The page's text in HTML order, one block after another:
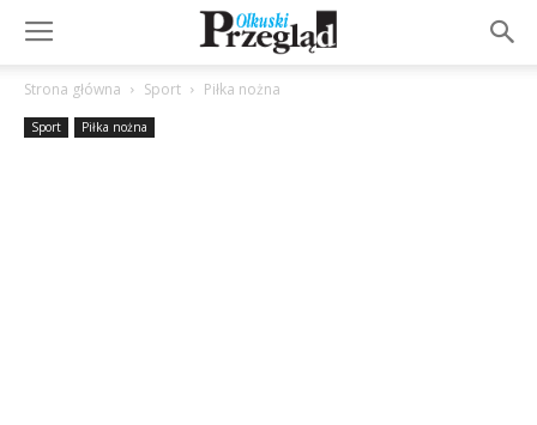
Strona główna Sport Piłka nożna
Sport Piłka nożna